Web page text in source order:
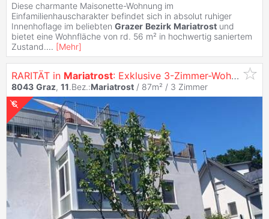
Diese charmante Maisonette-Wohnung im
Einfamilienhauscharakter befindet sich in absolut ruhiger
Innenhoflage im beliebten Grazer Bezirk Mariatrost und
bietet eine Wohnfläche von rd. 56 m² in hochwertig saniertem
Zustand.... [Mehr]
RARITÄT in Mariatrost: Exklusive 3-Zimmer-Wohnung mit Wintergarten, unverbaubarem Grünblick & seitlichem Blick zur Basilika! Besichtigungsmöglichke...
8043 Graz, 11.Bez.:Mariatrost / 87m² / 3 Zimmer